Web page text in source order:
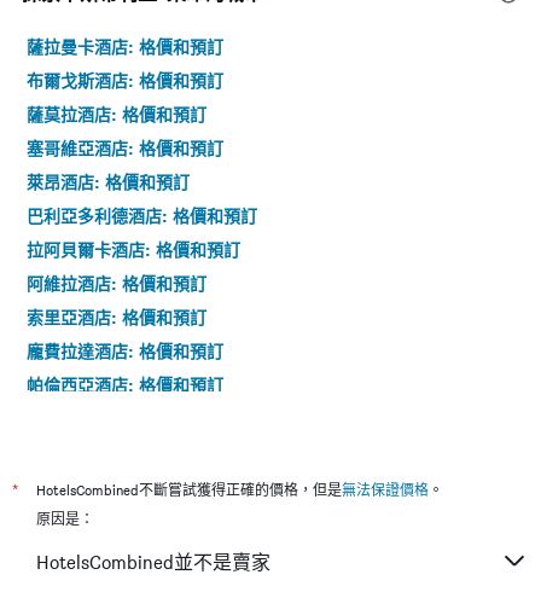
薩拉曼卡酒店: 格價和預訂
布爾戈斯酒店: 格價和預訂
薩莫拉酒店: 格價和預訂
塞哥維亞酒店: 格價和預訂
萊昂酒店: 格價和預訂
巴利亞多利德酒店: 格價和預訂
拉阿貝爾卡酒店: 格價和預訂
阿維拉酒店: 格價和預訂
索里亞酒店: 格價和預訂
龐費拉達酒店: 格價和預訂
帕倫西亞酒店: 格價和預訂
阿斯托加酒店: 格價和預訂
貝納文特酒店: 格價和預訂
普韋布拉桑納比亞酒店: 格價和預訂
* HotelsCombined不斷嘗試獲得正確的價格，但是無法保證價格 。
原因是：
HotelsCombined並不是賣家